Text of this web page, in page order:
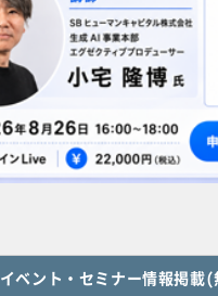
イベント・セミナー情報掲載